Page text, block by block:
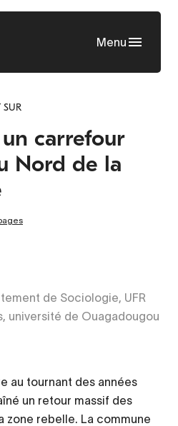
Menu
SUR
carrefour
Nord de la
de Sociologie, UFR
université de Ouagadougou
au tournant des années
un retour massif des
zone rebelle. La commune